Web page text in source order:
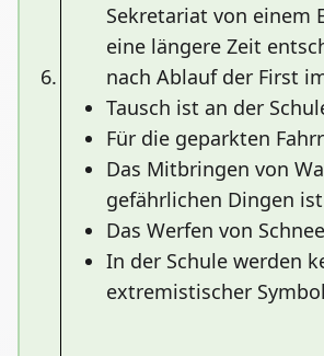
6.
Sekretariat von einem
eine längere Zeit
nach Ablauf der First
Tausch ist an der
Für die geparkten
Das Mitbringen von
gefährlichen Dingen
Das Werfen von
In der Schule werden
extremistischer